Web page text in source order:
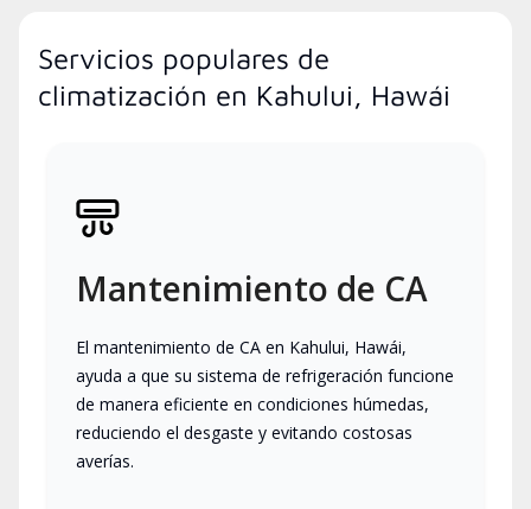
Servicios populares de
climatización en Kahului, Hawái
Mantenimiento de CA
El mantenimiento de CA en Kahului, Hawái,
ayuda a que su sistema de refrigeración funcione
de manera eficiente en condiciones húmedas,
reduciendo el desgaste y evitando costosas
averías.